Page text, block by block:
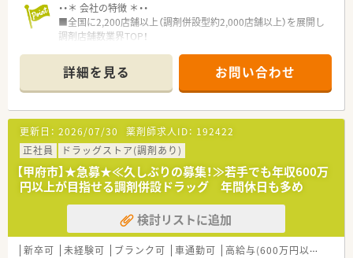
・・＊ 会社の特徴 ＊・・
■全国に2,200店舗以上（調剤併設型約2,000店舗以上）を展開し
調剤店舗数業界TOP！
頑張り次第で高給与も可能！
■経験や勤務コースによりますが、経験の少ない方でも500万前
半スタートと業界TOP水準！
■職種や職域に合わせ、豊富な社内研修や外部組織と連携した研
修を用意されています
■薬剤師が中心の会社だからこそ活躍できるキャリアパスが多
種多様に用意されています。
■店舗拡大に伴い、エリアマネジャーや営業部長等のマネジメン
トのポジションも増えます。
■在宅や教育等の専門性を活かせるスペシャリストを目指すこ
とも可能です。
■その他にも、管理部門や商品部門等の本社スタッフなど活動領
域は多種多様です。
■在宅実施店舗は年々増加しており、在宅医療へもしっかりと関
詳細を見る お問い合わせ
更新日： 2026/07/30 薬剤師求人ID： 192422
正社員
ドラッグストア(調剤あり)
【甲府市】★急募★≪久しぶりの募集！≫若手でも年収600万
円以上が目指せる調剤併設ドラッグ 年間休日も多め
検討リストに追加
新卒可 未経験可 ブランク可 車通勤可 高給与(600万円以上)